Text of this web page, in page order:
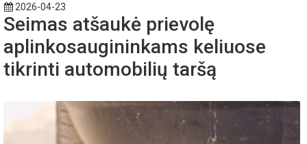
2026-04-23
Seimas atšaukė prievolę
aplinkosaugininkams keliuose
tikrinti automobilių taršą